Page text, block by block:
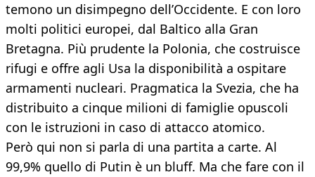
temono un disimpegno dell’Occidente. E con loro
molti politici europei, dal Baltico alla Gran
Bretagna. Più prudente la Polonia, che costruisce
rifugi e offre agli Usa la disponibilità a ospitare
armamenti nucleari. Pragmatica la Svezia, che ha
distribuito a cinque milioni di famiglie opuscoli
con le istruzioni in caso di attacco atomico.
Però qui non si parla di una partita a carte. Al
99,9% quello di Putin è un bluff. Ma che fare con il